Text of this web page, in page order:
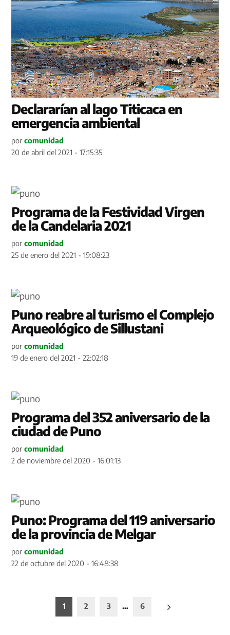
Declararían al lago Titicaca en
emergencia ambiental
por comunidad
20 de abril del 2021 - 17:15:35
Programa de la Festividad Virgen
de la Candelaria 2021
por comunidad
25 de enero del 2021 - 19:08:23
Puno reabre al turismo el Complejo
Arqueológico de Sillustani
por comunidad
19 de enero del 2021 - 22:02:18
Programa del 352 aniversario de la
ciudad de Puno
por comunidad
2 de noviembre del 2020 - 16:01:13
Puno: Programa del 119 aniversario
de la provincia de Melgar
por comunidad
22 de octubre del 2020 - 16:48:38
Paginación
1 2 3 … 6